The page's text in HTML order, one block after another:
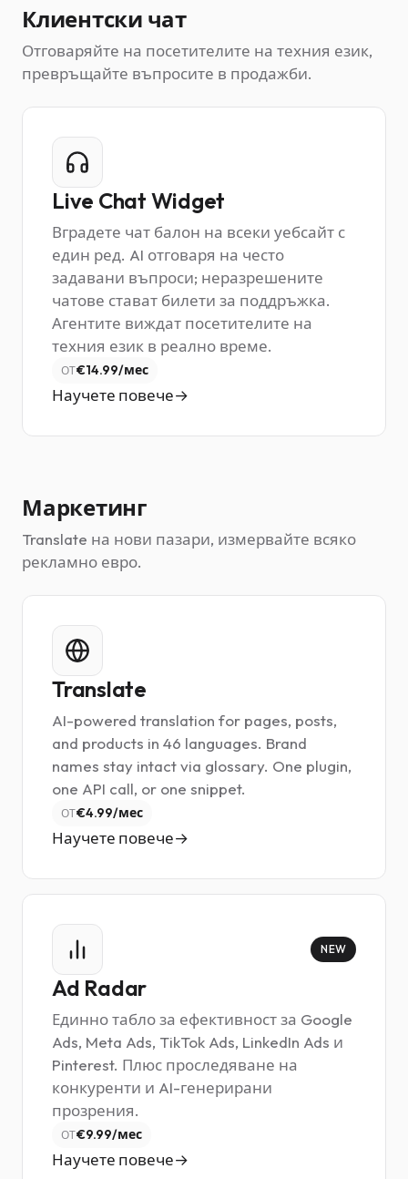
Клиентски чат
Отговаряйте на посетителите на техния език,
превръщайте въпросите в продажби.
Live Chat Widget
Вградете чат балон на всеки уебсайт с
един ред. AI отговаря на често
задавани въпроси; неразрешените
чатове стават билети за поддръжка.
Агентите виждат посетителите на
техния език в реално време.
ОТ€14.99/мес
Научете повече
Маркетинг
Translate на нови пазари, измервайте всяко
рекламно евро.
Translate
AI-powered translation for pages, posts,
and products in 46 languages. Brand
names stay intact via glossary. One plugin,
one API call, or one snippet.
ОТ€4.99/мес
Научете повече
NEW
Ad Radar
Единно табло за ефективност за Google
Ads, Meta Ads, TikTok Ads, LinkedIn Ads и
Pinterest. Плюс проследяване на
конкуренти и AI-генерирани
прозрения.
ОТ€9.99/мес
Научете повече